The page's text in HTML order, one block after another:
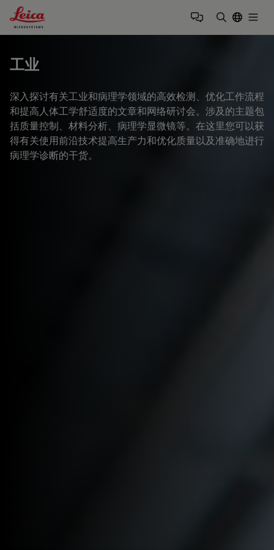
Leica Microsystems Logo
工业
深入探讨有关工业和病理学领域的高效检测、优化工作流程
和提高人体工学舒适度的文章和网络研讨会。涉及的主题包
括质量控制、材料分析、病理学显微镜等。在这里您可以获
得有关使用前沿技术提高生产力和优化质量以及准确地进行
病理学诊断的干货。